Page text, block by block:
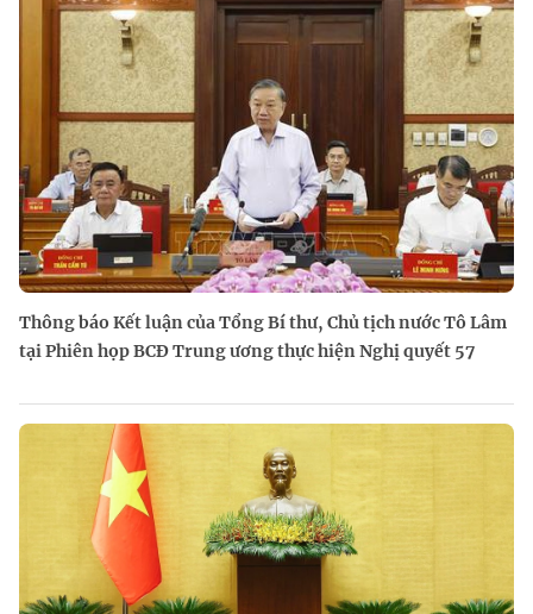
Thông báo Kết luận của Tổng Bí thư, Chủ tịch nước Tô Lâm
tại Phiên họp BCĐ Trung ương thực hiện Nghị quyết 57